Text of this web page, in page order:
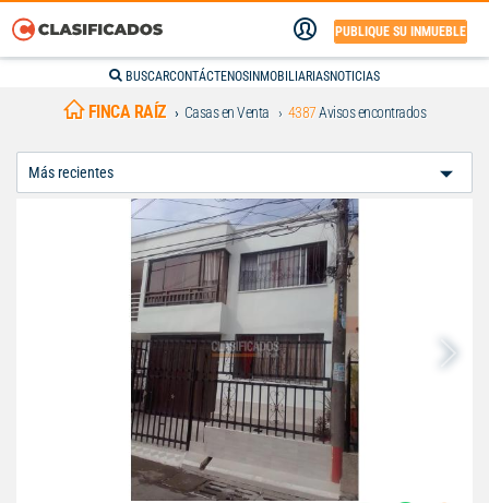
PUBLIQUE SU INMUEBLE
BUSCARCONTÁCTENOS INMOBILIARIASNOTICIAS
FINCA RAÍZ Casas en Venta 4387Avisos encontrados